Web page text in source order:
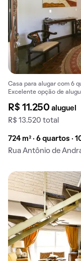
Casa para alugar com 6
Excelente opção de
R$ 11.250aluguel
R$ 13.520 total
724 m² · 6 quartos ·
Rua Antônio de